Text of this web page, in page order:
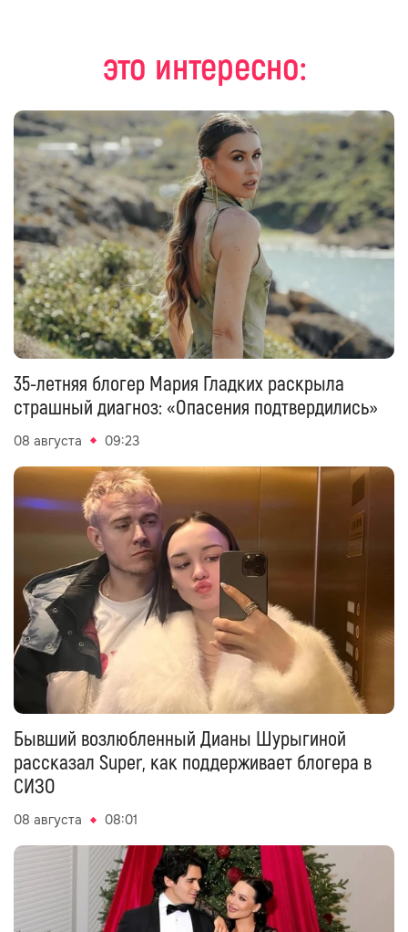
это интересно:
35-летняя блогер Мария Гладких раскрыла
страшный диагноз: «Опасения подтвердились»
08 августа 09:23
Бывший возлюбленный Дианы Шурыгиной
рассказал Super, как поддерживает блогера в
СИЗО
08 августа 08:01